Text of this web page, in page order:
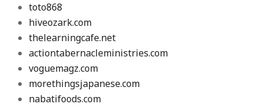
toto868
hiveozark.com
thelearningcafe.net
actiontabernacleministries.com
voguemagz.com
morethingsjapanese.com
nabatifoods.com